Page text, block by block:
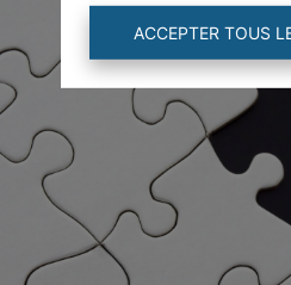
ACCEPTER TOUS